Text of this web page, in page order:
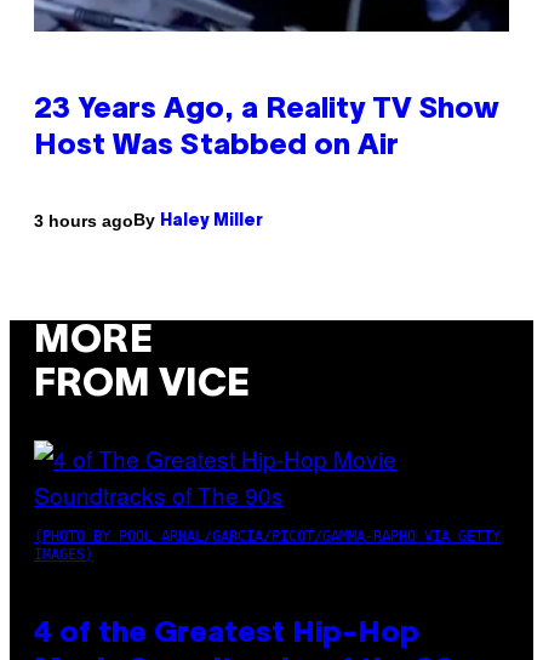
23 Years Ago, a Reality TV Show
Host Was Stabbed on Air
3 hours agoBy Haley Miller
MORE
FROM VICE
(PHOTO BY POOL ARNAL/GARCIA/PICOT/GAMMA-RAPHO VIA GETTY
IMAGES)
4 of the Greatest Hip-Hop